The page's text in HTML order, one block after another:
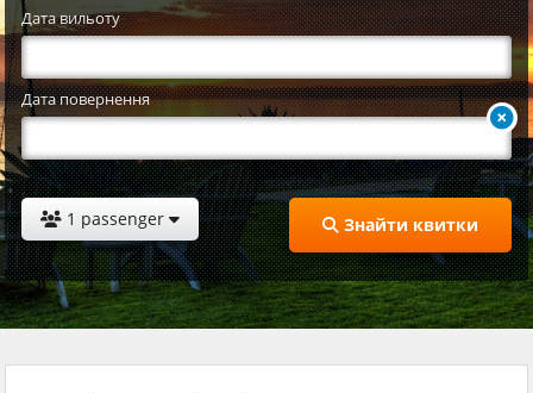
Дата вильоту
Дата повернення
1 passenger Знайти квитки